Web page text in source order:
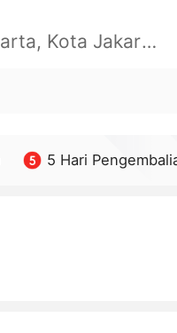
Daerah Khusus Ibukota Jakarta, Kota Jakarta Barat, Cengkareng, yy
5 Hari